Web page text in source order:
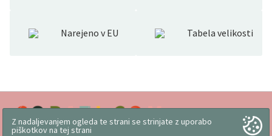
Narejeno v EU Tabela velikosti
Z nadaljevanjem ogleda te strani se strinjate z uporabo
piškotkov na tej strani